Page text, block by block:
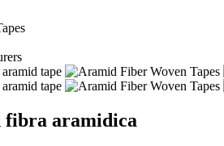
fibra aramidica